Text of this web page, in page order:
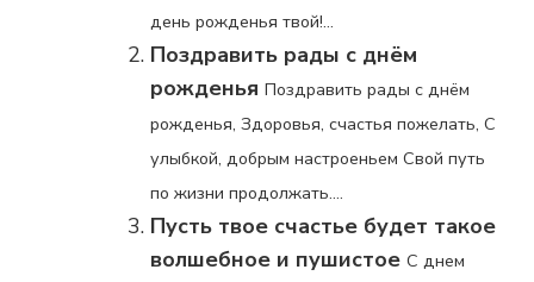
день рожденья твой!...
Поздравить рады с днём
рожденья Поздравить рады с днём
рожденья, Здоровья, счастья пожелать, С
улыбкой, добрым настроеньем Свой путь
по жизни продолжать....
Пусть твое счастье будет такое
волшебное и пушистое С днем